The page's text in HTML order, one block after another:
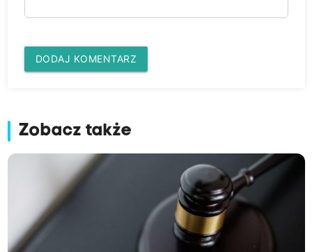
DODAJ KOMENTARZ
Zobacz także